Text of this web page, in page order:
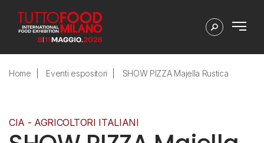
Home Eventi espositori SHOW PIZZA Majella Rustica
CIA - AGRICOLTORI ITALIANI